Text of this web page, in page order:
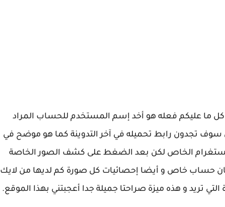
ما عليكم فعله هو أخد إسم المستخدم للحساب المراد
تجدون رابط تحميله في آخر التدوينة كما هو موضح في
الخاص لكن بعد الضغط على كشف الصور الخاصة
حساب خاص و أيضا إحصائيات كل صورة كم لديها من لايك
تريد و هذه ميزة صراحتا جميلة جدا أعجبتني بهذا الموقع.